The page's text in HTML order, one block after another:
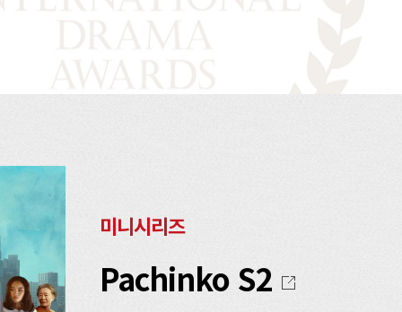
미니시리즈
Pachinko S2